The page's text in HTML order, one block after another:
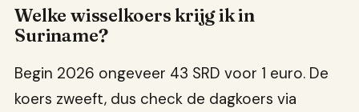
Welke wisselkoers krijg ik in
Suriname?
Begin 2026 ongeveer 43 SRD voor 1 euro. De
koers zweeft, dus check de dagkoers via